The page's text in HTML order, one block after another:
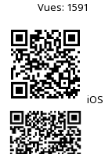
Vues: 1591
iOS